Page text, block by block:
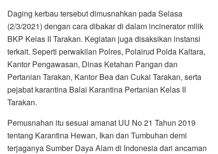
Daging kerbau tersebut dimusnahkan pada Selasa
(2/3/2021) dengan cara dibakar di dalam incinerator milik
BKP Kelas II Tarakan. Kegiatan juga disaksikan instansi
terkait. Seperti perwakilan Polres, Polairud Polda Kaltara,
Kantor Pengawasan, Dinas Ketahan Pangan dan
Pertanian Tarakan, Kantor Bea dan Cukai Tarakan, serta
pejabat karantina Balai Karantina Pertanian Kelas II
Tarakan.
Pemusnahan itu sesuai amanat UU No 21 Tahun 2019
tentang Karantina Hewan, Ikan dan Tumbuhan demi
terjaganya Sumber Daya Alam di Indonesia dari ancaman